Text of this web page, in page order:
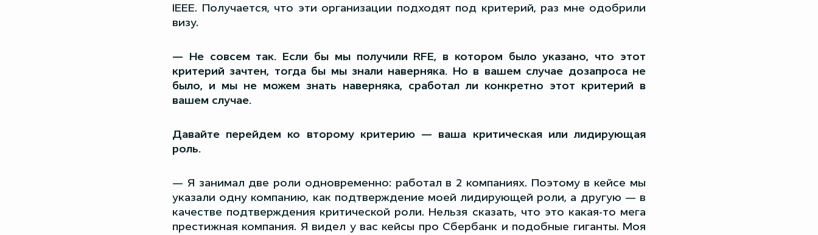
IEEE. Получается, что эти организации подходят под критерий, раз мне одобрили
визу.
— Не совсем так. Если бы мы получили RFE, в котором было указано, что этот
критерий зачтен, тогда бы мы знали наверняка. Но в вашем случае дозапроса не
было, и мы не можем знать наверняка, сработал ли конкретно этот критерий в
вашем случае.
Давайте перейдем ко второму критерию — ваша критическая или лидирующая
роль.
— Я занимал две роли одновременно: работал в 2 компаниях. Поэтому в кейсе мы
указали одну компанию, как подтверждение моей лидирующей роли, а другую — в
качестве подтверждения критической роли. Нельзя сказать, что это какая-то мега
престижная компания. Я видел у вас кейсы про Сбербанк и подобные гиганты. Моя